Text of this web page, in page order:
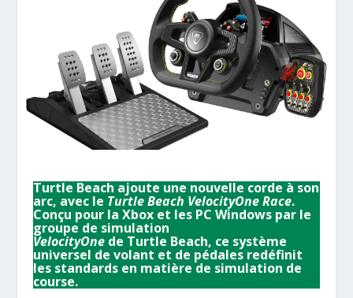
Turtle Beach ajoute une nouvelle corde à son
arc, avec le Turtle Beach VelocityOne Race.
Conçu pour la Xbox et les PC Windows par le
groupe de simulation
VelocityOne de Turtle Beach, ce système
universel de volant et de pédales redéfinit
les standards en matière de simulation de
course.